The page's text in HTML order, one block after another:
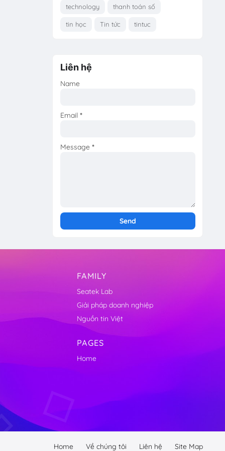
technology thanh toán số
tin học Tin tức tintuc
Liên hệ
Name
Email *
Message *
FAMILY
Seatek Lab
Giải pháp doanh nghiệp
Nguồn tin Việt
PAGES
Home
Home Về chúng tôi Liên hệ Site Map